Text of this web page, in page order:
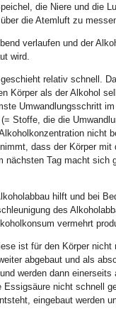
die Niere und die
die Atemluft zu
verlaufen und der
wird.
relativ schnell.
Körper als der Alkohol
Umwandlungsschritt
Stoffe, die die
nicht
dass der Körper mit
nächsten Tag macht sich
hilft und bei
des
vermehrt
ist für den Körper nicht
abgebaut und als
werden dann einerseits
nicht schnell
eingebaut werden